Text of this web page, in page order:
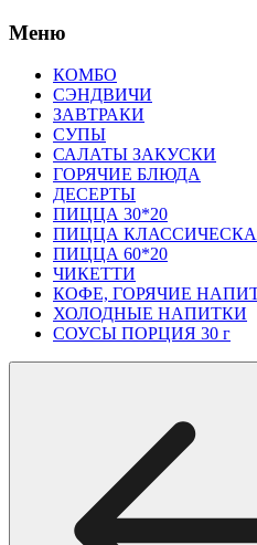
Меню
КОМБО
СЭНДВИЧИ
ЗАВТРАКИ
СУПЫ
САЛАТЫ ЗАКУСКИ
ГОРЯЧИЕ БЛЮДА
ДЕСЕРТЫ
ПИЦЦА 30*20
ПИЦЦА
ПИЦЦА 60*20
ЧИКЕТТИ
КОФЕ, ГОРЯЧИЕ
ХОЛОДНЫЕ НАПИТКИ
СОУСЫ ПОРЦИЯ 30 г